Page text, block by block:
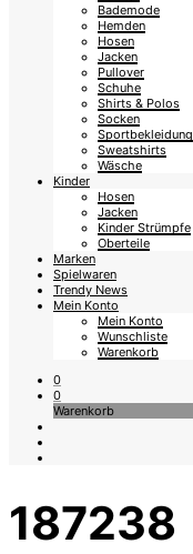
Bademode
Hemden
Hosen
Jacken
Pullover
Schuhe
Shirts & Polos
Socken
Sportbekleidung
Sweatshirts
Wäsche
Kinder
Hosen
Jacken
Kinder Strümpfe
Oberteile
Marken
Spielwaren
Trendy News
Mein Konto
Mein Konto
Wunschliste
Warenkorb
0
0
Warenkorb
187238